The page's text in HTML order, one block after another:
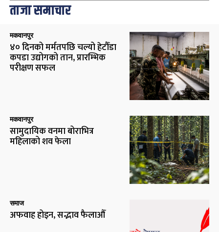
ताजा समाचार
मकवानपुर
४० दिनको मर्मतपछि चल्यो हेटौँडा
कपडा उद्योगको तान, प्रारम्भिक
परीक्षण सफल
मकवानपुर
सामुदायिक वनमा बोराभित्र
महिलाको शव फेला
समाज
अफवाह होइन, सद्भाव फैलाऔँ